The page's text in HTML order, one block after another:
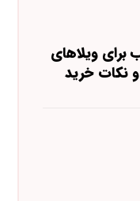
برای ویلاهای
نکات خرید